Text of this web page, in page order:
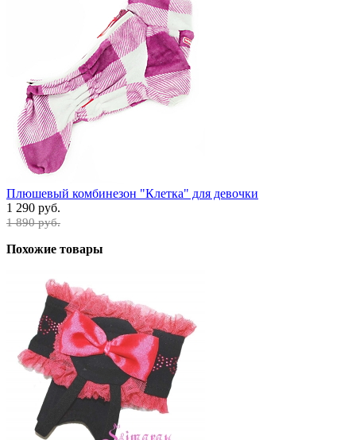
Плюшевый комбинезон "Клетка" для девочки
1 290 руб.
1 890 руб.
Похожие товары